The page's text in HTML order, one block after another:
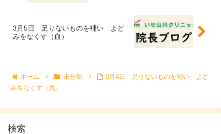
3月5日 足りないものを補い よど
みをなくす（血）
ホーム 未分類
3月4日 足りないものを補い よど
みをなくす（気）
検索